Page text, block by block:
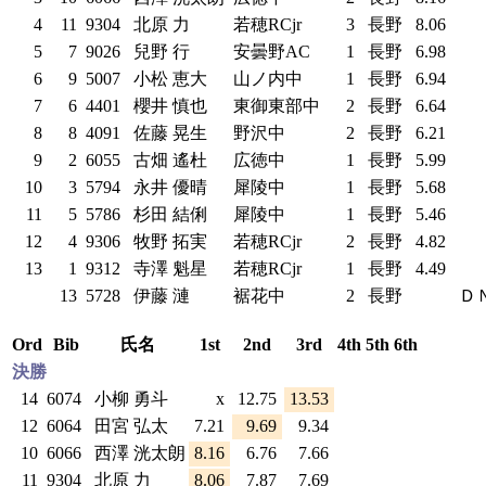
4
11 9304 北原 力 若穂RCjr 3 長野
8.06
5
7 9026 兒野 行 安曇野AC 1 長野
6.98
6
9 5007 小松 恵大 山ノ内中 1 長野
6.94
7
6 4401 櫻井 慎也 東御東部中 2 長野
6.64
8
8 4091 佐藤 晃生 野沢中 2 長野
6.21
9
2 6055 古畑 遙杜 広徳中 1 長野
5.99
10
3 5794 永井 優晴 犀陵中 1 長野
5.68
11
5 5786 杉田 結俐 犀陵中 1 長野
5.46
12
4 9306 牧野 拓実 若穂RCjr 2 長野
4.82
13
1 9312 寺澤 魁星 若穂RCjr 1 長野
4.49
13 5728 伊藤 漣 裾花中 2 長野 Ｄ
Ord Bib 氏名 1st 2nd 3rd 4th 5th 6th
決勝
14 6074 小柳 勇斗 x 12.75
13.53
12 6064 田宮 弘太 7.21 9.69
9.34
10 6066 西澤 洸太朗 8.16 6.76
7.66
11
9304 北原 力 8.06 7.87 7.69